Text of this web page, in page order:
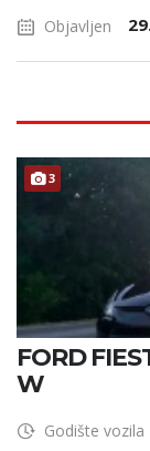
Objavljen
3
FORD
W
Godište vozila